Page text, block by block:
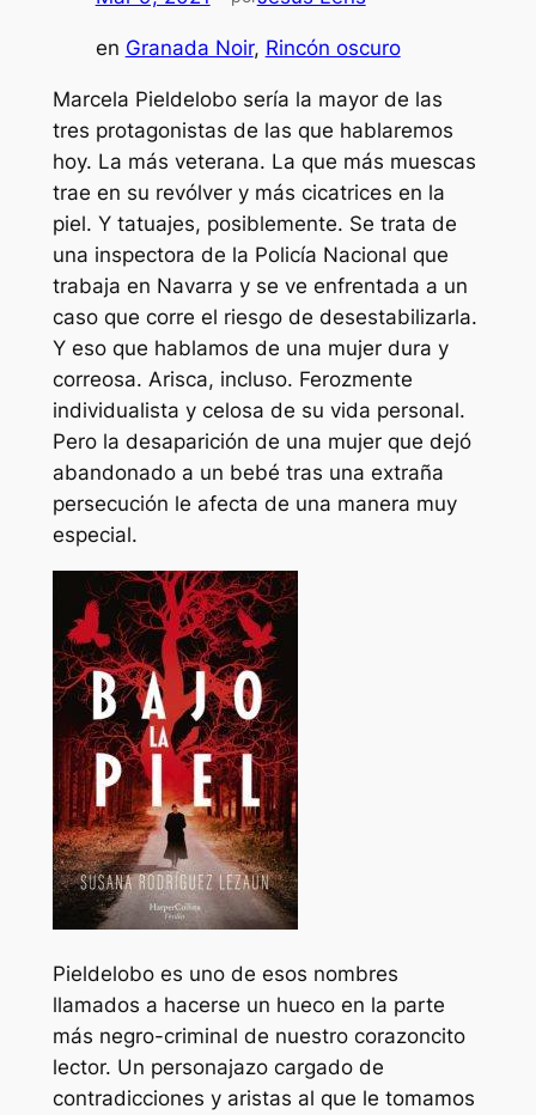
en Granada Noir, Rincón oscuro
Marcela Pieldelobo sería la mayor de las
tres protagonistas de las que hablaremos
hoy. La más veterana. La que más muescas
trae en su revólver y más cicatrices en la
piel. Y tatuajes, posiblemente. Se trata de
una inspectora de la Policía Nacional que
trabaja en Navarra y se ve enfrentada a un
caso que corre el riesgo de desestabilizarla.
Y eso que hablamos de una mujer dura y
correosa. Arisca, incluso. Ferozmente
individualista y celosa de su vida personal.
Pero la desaparición de una mujer que dejó
abandonado a un bebé tras una extraña
persecución le afecta de una manera muy
especial.
Pieldelobo es uno de esos nombres
llamados a hacerse un hueco en la parte
más negro-criminal de nuestro corazoncito
lector. Un personajazo cargado de
contradicciones y aristas al que le tomamos